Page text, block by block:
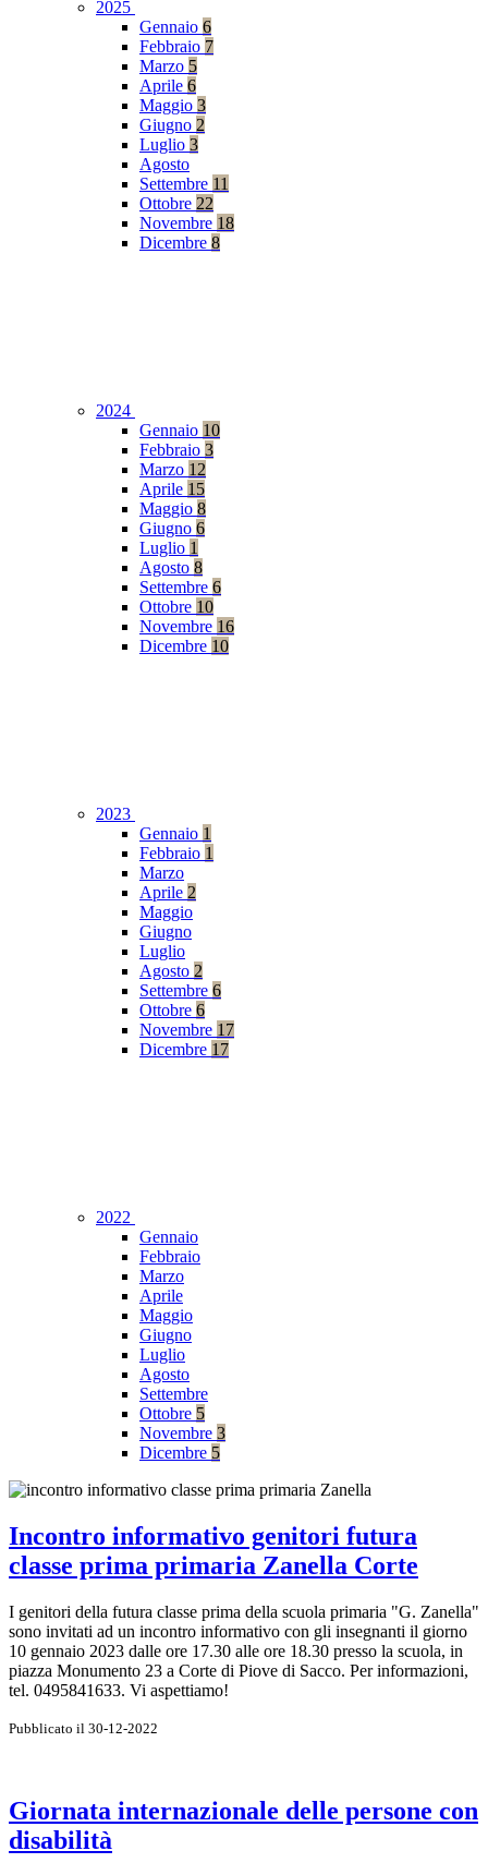
2025
Gennaio 6
Febbraio 7
Marzo 5
Aprile 6
Maggio 3
Giugno 2
Luglio 3
Agosto
Settembre 11
Ottobre 22
Novembre 18
Dicembre 8
2024
Gennaio 10
Febbraio 3
Marzo 12
Aprile 15
Maggio 8
Giugno 6
Luglio 1
Agosto 8
Settembre 6
Ottobre 10
Novembre 16
Dicembre 10
2023
Gennaio 1
Febbraio 1
Marzo
Aprile 2
Maggio
Giugno
Luglio
Agosto 2
Settembre 6
Ottobre 6
Novembre 17
Dicembre 17
2022
Gennaio
Febbraio
Marzo
Aprile
Maggio
Giugno
Luglio
Agosto
Settembre
Ottobre 5
Novembre 3
Dicembre 5
Incontro informativo genitori futura
classe prima primaria Zanella Corte
I genitori della futura classe prima della scuola primaria "G. Zanella"
sono invitati ad un incontro informativo con gli insegnanti il giorno
10 gennaio 2023 dalle ore 17.30 alle ore 18.30 presso la scuola, in
piazza Monumento 23 a Corte di Piove di Sacco. Per informazioni,
tel. 0495841633. Vi aspettiamo!
Pubblicato il 30-12-2022
Giornata internazionale delle persone con
disabilità